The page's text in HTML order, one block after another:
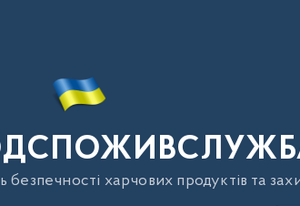
харчових продуктів та